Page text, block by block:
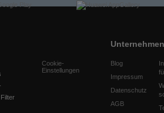
Cookie-
Einstellungen
Unternehmen
Blog
Impressum
Datenschutz
AGB